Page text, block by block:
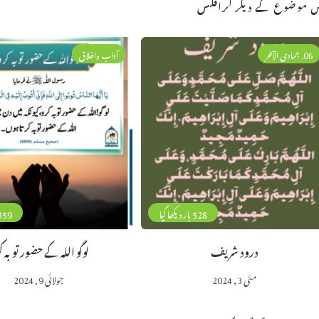
359 بار
آداب واخلاق
لوگو اللہ کے حضور
جولائی 9, 2024
528 بار دیکھا گیا
06. جمادی الآخر
درود شریف
مئی 3, 2024